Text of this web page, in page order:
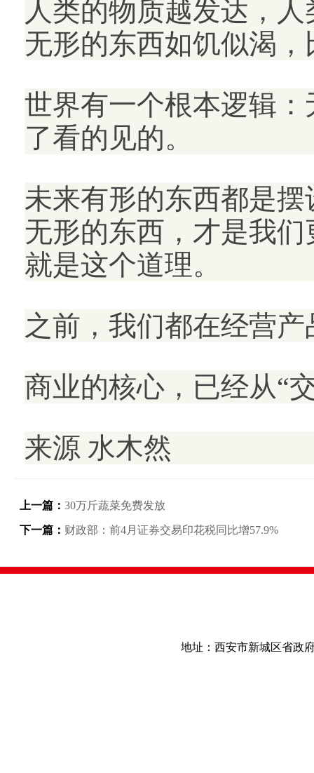
人类的物质越发达，
无形的东西如饥似渴
世界有一个根本逻辑
了看的见的。
未来有形的东西都是
无形的东西，才是我
就是这个道理。
之前，我们都在经营
商业的核心，已经从“
来源 水木然
上一篇： 30万斤蔬菜免费发放
下一篇： 财政部：前4月证券交易印花税同比增57.9%
地址：西安市新城区省政